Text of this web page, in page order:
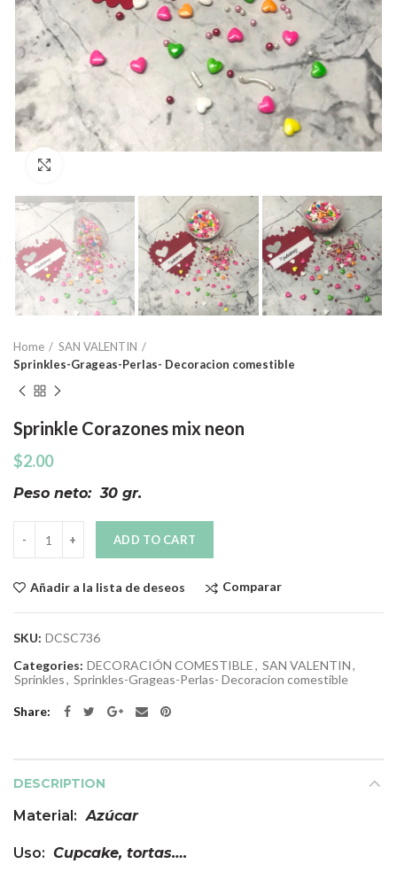
Home
SAN VALENTIN
Sprinkles-Grageas-Perlas- Decoracion comestible
Sprinkle Corazones mix neon
$2.00
Peso neto: 30 gr.
ADD TO CART
Añadir a la lista de deseos Comparar
SKU: DCSC736
Categories: DECORACIÓN COMESTIBLE, SAN VALENTIN,
Sprinkles, Sprinkles-Grageas-Perlas- Decoracion comestible
Share
DESCRIPTION
Material: Azúcar
Uso: Cupcake, tortas….